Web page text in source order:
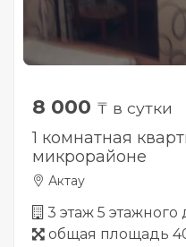
8 000 ₸ в сутки
1 комнатная
микрорайоне
Актау
3 этаж 5 этажного
общая площадь